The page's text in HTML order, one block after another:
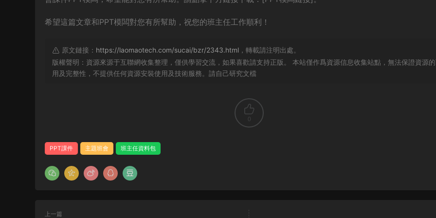
希望這篇文章和PPT模闆對您有所幫助，祝您的班主任工作順利！
原文鏈接： https://laomaotech.com/sucai/bzr/2343.html ，轉載請注明出處。
版權聲明：資源來源于互聯網收集整理，僅供學習交流，如果喜歡請支持正版。 本站僅作爲資源信息收集站點，無法保證資源
用及完整性，不提供任何資源安裝使用及技術服務。請自己研究文檔
0
PPT課件 主題班會 班主任資料包
上一篇